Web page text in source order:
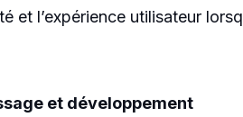
et l’expérience utilisateur
et développement